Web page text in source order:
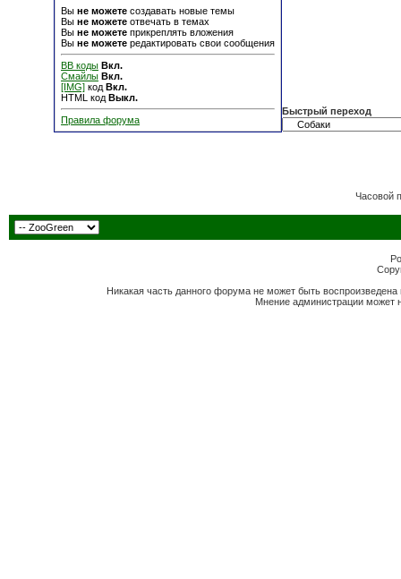
Вы не можете создавать новые темы
Вы не можете отвечать в темах
Вы не можете прикреплять вложения
Вы не можете редактировать свои сообщения
BB коды Вкл.
Смайлы Вкл.
[IMG] код Вкл.
HTML код Выкл.
Правила форума
Быстрый переход
Часовой
Никакая часть данного форума не может быть
Мнение администрации может